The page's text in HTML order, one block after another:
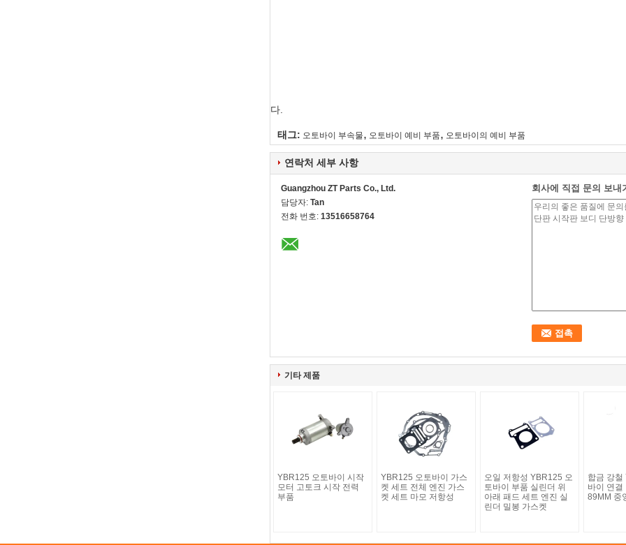
다.
태그: 오토바이 부속물, 오토바이 예비 부품, 오토바이의 예비 부품
연락처 세부 사항
Guangzhou ZT Parts Co., Ltd.
담당자: Tan
전화 번호: 13516658764
회사에 직접 문의 보내
기타 제품
YBR125 오토바이 시작
모터 고토크 시작 전력
부품
YBR125 오토바이 가스
켓 세트 전체 엔진 가스
켓 세트 마모 저항성
오일 저항성 YBR125 오
토바이 부품 실린더 위
아래 패드 세트 엔진 실
린더 밀봉 가스켓
합금 강
바이 연결
89MM 중